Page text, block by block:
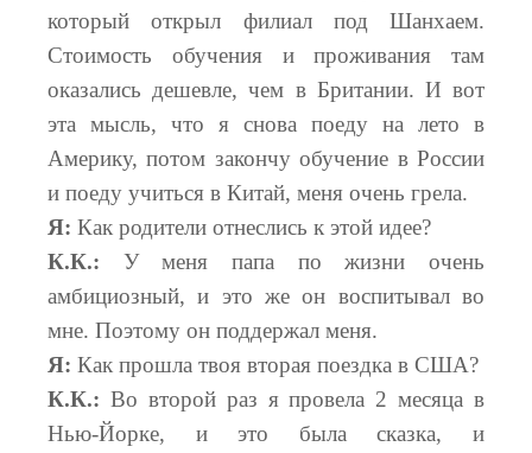
который открыл филиал под Шанхаем.
Стоимость обучения и проживания там
оказались дешевле, чем в Британии. И вот
эта мысль, что я снова поеду на лето в
Америку, потом закончу обучение в России
и поеду учиться в Китай, меня очень грела.
Я: Как родители отнеслись к этой идее?
К.К.: У меня папа по жизни очень
амбициозный, и это же он воспитывал во
мне. Поэтому он поддержал меня.
Я: Как прошла твоя вторая поездка в США?
К.К.: Во второй раз я провела 2 месяца в
Нью-Йорке, и это была сказка, и